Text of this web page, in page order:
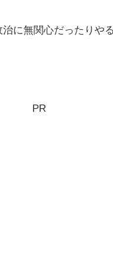
に無関心だったりや
PR